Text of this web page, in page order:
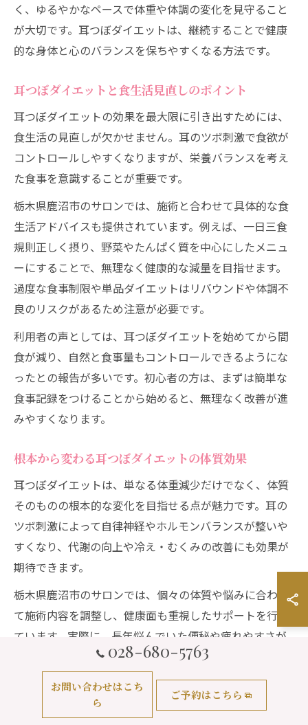
く、ゆるやかなペースで体重や体調の変化を見守ること
が大切です。耳つぼダイエットは、継続することで健康
的な身体と心のバランスを保ちやすくなる方法です。
耳つぼダイエットと食生活見直しのポイント
耳つぼダイエットの効果を最大限に引き出すためには、
食生活の見直しが欠かせません。耳のツボ刺激で食欲が
コントロールしやすくなりますが、栄養バランスを考え
た食事を意識することが重要です。
栃木県鹿沼市のサロンでは、施術と合わせて具体的な食
生活アドバイスも提供されています。例えば、一日三食
規則正しく摂り、野菜やたんぱく質を中心にしたメニュ
ーにすることで、無理なく健康的な減量を目指せます。
過度な食事制限や単品ダイエットはリバウンドや体調不
良のリスクがあるため注意が必要です。
利用者の声としては、耳つぼダイエットを始めてから間
食が減り、自然と食事量もコントロールできるようにな
ったとの報告が多いです。初心者の方は、まずは簡単な
食事記録をつけることから始めると、無理なく改善が進
みやすくなります。
根本から変わる耳つぼダイエットの体質効果
耳つぼダイエットは、単なる体重減少だけでなく、体質
そのものの根本的な変化を目指せる点が魅力です。耳の
ツボ刺激によって自律神経やホルモンバランスが整いや
すくなり、代謝の向上や冷え・むくみの改善にも効果が
期待できます。
栃木県鹿沼市のサロンでは、個々の体質や悩みに合わせ
て施術内容を調整し、健康面も重視したサポートを行っ
ています。実際に、長年悩んでいた便秘や疲れやすさが
改善したという利用者の声も多く、ダイエットと同時に
生活の質が向上したと感じる方が増えています。
体質改善を実感するには、施術の継続と生活習慣の見直
028-680-5763
お問い合わせはこち
ら
ご予約はこちら